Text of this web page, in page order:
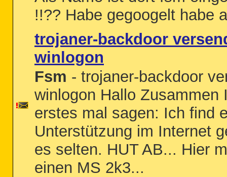
!!?? Habe gegoogelt habe
trojaner-backdoor
winlogon
Fsm - trojaner-backdoor
winlogon Hallo
erstes mal sagen: Ich find
Unterstützung im Internet
es selten. HUT AB... Hier
einen MS 2k3...